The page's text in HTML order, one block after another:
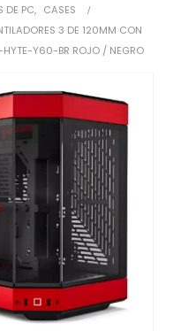
DE PC, CASES
3 DE 120MM CON
HYTE-Y60-BR ROJO / NEGRO